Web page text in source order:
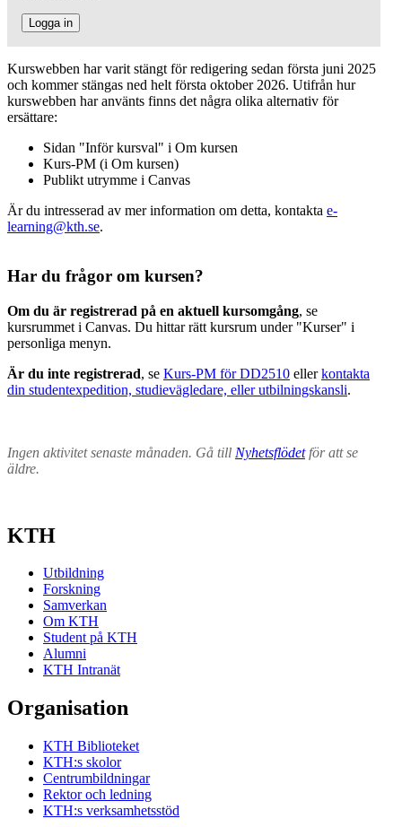
Logga in
Kurswebben har varit stängt för redigering sedan första juni 2025
och kommer stängas ned helt första oktober 2026. Utifrån hur
kurswebben har använts finns det några olika alternativ för
ersättare:
Sidan "Inför kursval" i Om kursen
Kurs-PM (i Om kursen)
Publikt utrymme i Canvas
Är du intresserad av mer information om detta, kontakta e-
learning@kth.se.
Har du frågor om kursen?
Om du är registrerad på en aktuell kursomgång, se
kursrummet i Canvas. Du hittar rätt kursrum under "Kurser" i
personliga menyn.
Är du inte registrerad, se Kurs-PM för DD2510 ellerkontakta
din studentexpedition, studievägledare, eller utbilningskansli.
Ingen aktivitet senaste månaden. Gå till Nyhetsflödetför att se
äldre.
KTH
Utbildning
Forskning
Samverkan
Om KTH
Student på KTH
Alumni
KTH Intranät
Organisation
KTH Biblioteket
KTH:s skolor
Centrumbildningar
Rektor och ledning
KTH:s verksamhetsstöd